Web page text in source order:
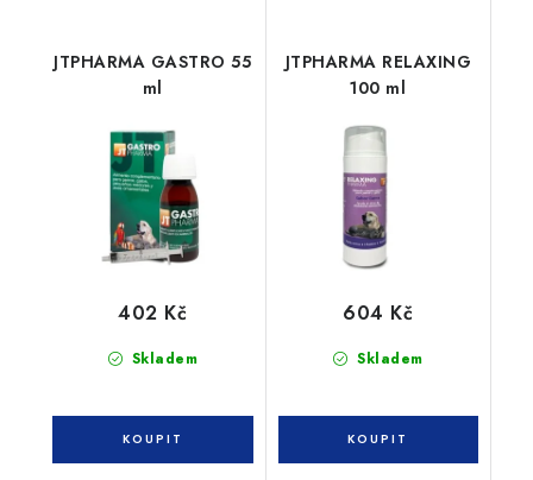
JTPHARMA GASTRO 55
ml
Skladem
402 Kč
JTPHARMA RELAXING
100 ml
Skladem
604 Kč